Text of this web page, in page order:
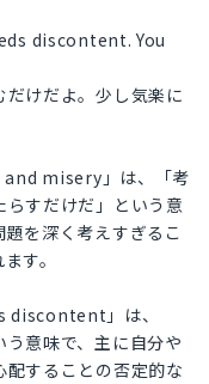
discontent. You
だけだよ。少し気楽に
misery」は、「考
すだけだ」という意
を深く考えすぎるこ
す。
discontent」は、
う意味で、主に自分や
することの否定的な